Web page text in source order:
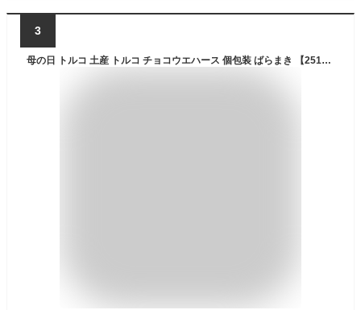
3
母の日 トルコ 土産 トルコ チョコウエハース 個包装 ばらまき 【251264】【5400円以上で送料無料】